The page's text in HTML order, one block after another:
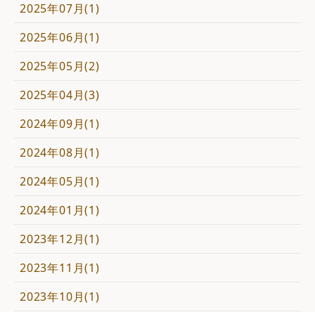
2025年07月(1)
2025年06月(1)
2025年05月(2)
2025年04月(3)
2024年09月(1)
2024年08月(1)
2024年05月(1)
2024年01月(1)
2023年12月(1)
2023年11月(1)
2023年10月(1)